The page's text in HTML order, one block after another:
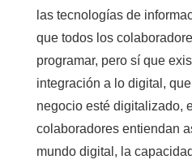
las tecnologías de
que todos los
programar, pero sí que
integración a lo digital,
negocio esté digitalizado,
colaboradores entiendan
mundo digital, la